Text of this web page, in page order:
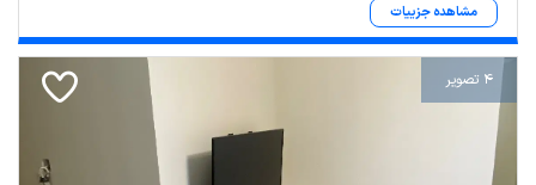
مشاهده جزییات
4 تصویر